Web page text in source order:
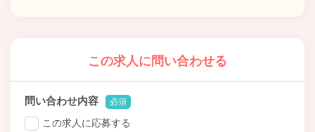
この求人に問い合わせる
問い合わせ内容 必須
この求人に応募する